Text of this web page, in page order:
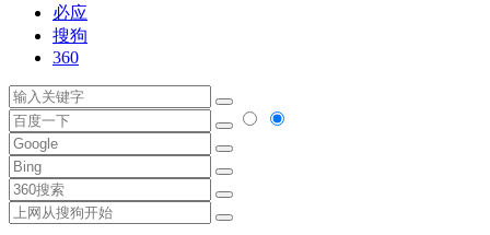
必应
搜狗
360